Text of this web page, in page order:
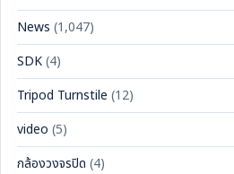
News (1,047)
SDK(4)
Tripod Turnstile (12)
video (5)
กล้องวงจรปิด (4)